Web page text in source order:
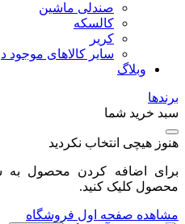
صندلی ماشین
کالسکه
کریر
سایر کالاهای موجود
وبلاگ
برندها
سبد خرید شما
هنوز هیچی انتخاب نکردید
برای اضافه کردن محصول به
محصول کلیک کنید.
مشاهده صفحه اول فروشگاه